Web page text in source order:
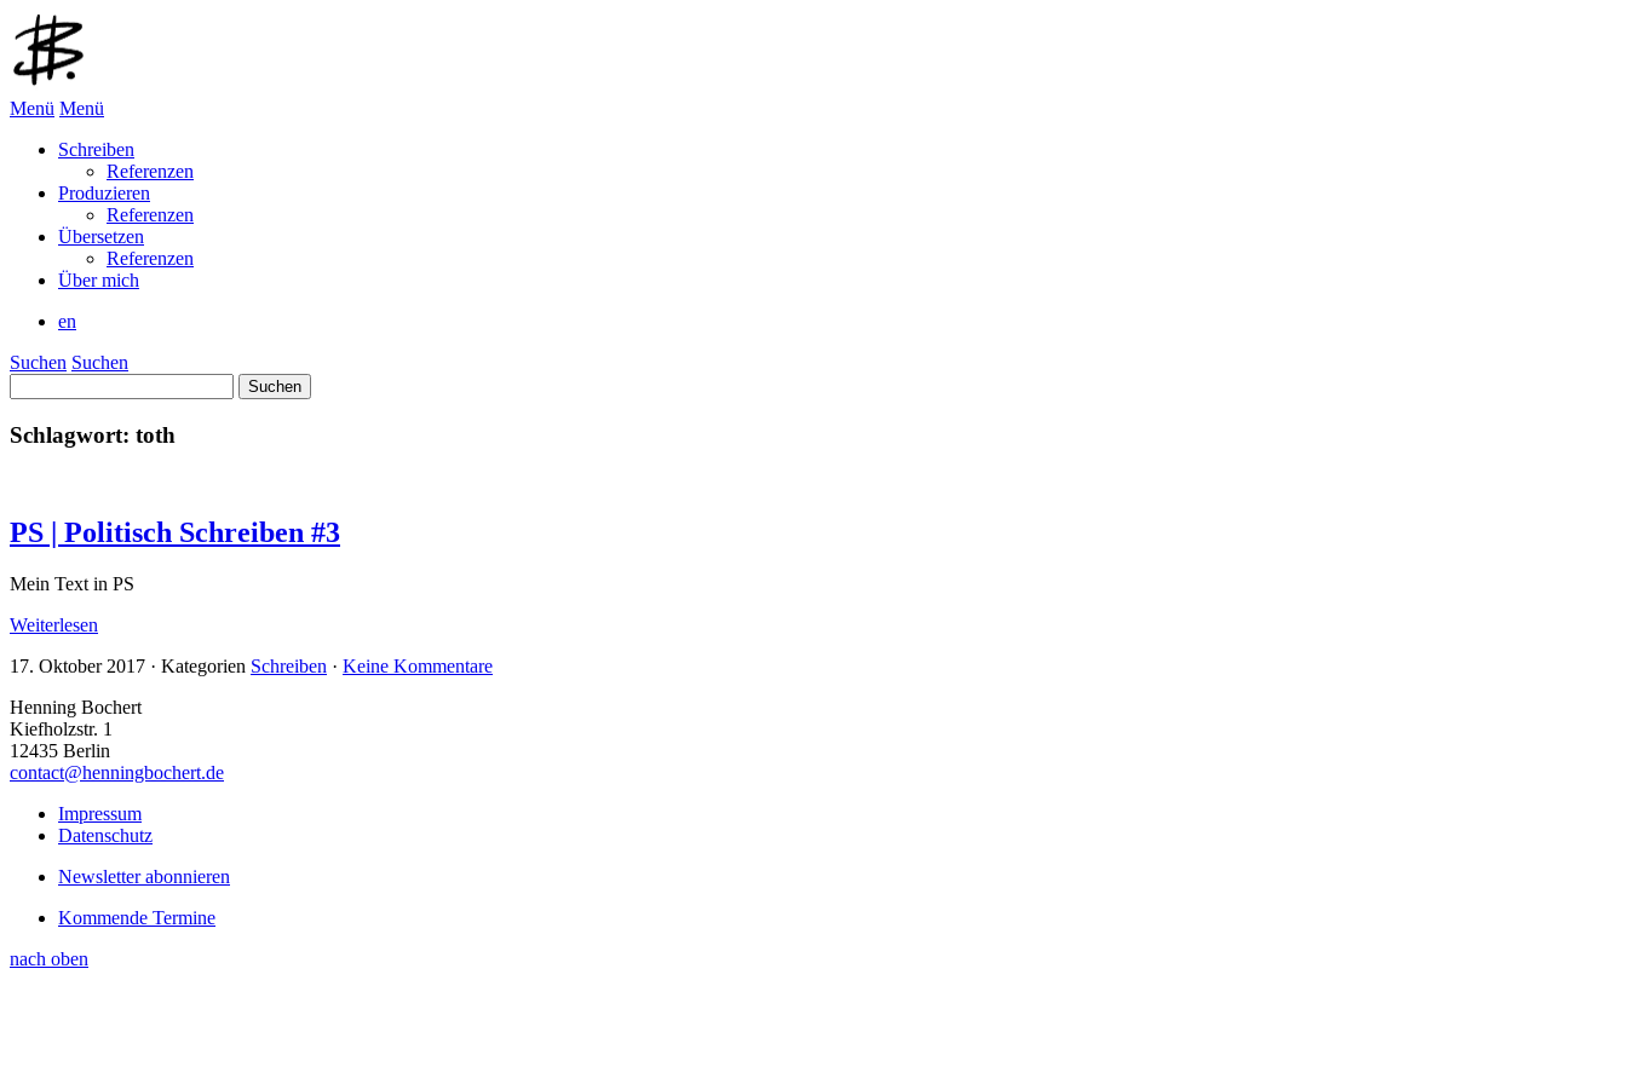
Menü Menü
Schreiben
Referenzen
Produzieren
Referenzen
Übersetzen
Referenzen
Über mich
en
Suchen Suchen
nach:
Schlagwort: toth
PS | Politisch Schreiben #3
Mein Text in PS
Weiterlesen
17. Oktober 2017 · Kategorien Schreiben · Keine Kommentare
Henning Bochert
Kiefholzstr. 1
12435 Berlin
contact@henningbochert.de
Impressum
Datenschutz
Newsletter abonnieren
Kommende Termine
nach oben